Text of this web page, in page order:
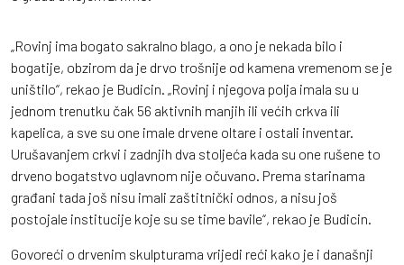
„Rovinj ima bogato sakralno blago, a ono je nekada bilo i
bogatije, obzirom da je drvo trošnije od kamena vremenom se je
uništilo“, rekao je Budicin. „Rovinj i njegova polja imala su u
jednom trenutku čak 56 aktivnih manjih ili većih crkva ili
kapelica, a sve su one imale drvene oltare i ostali inventar.
Urušavanjem crkvi i zadnjih dva stoljeća kada su one rušene to
drveno bogatstvo uglavnom nije očuvano. Prema starinama
građani tada još nisu imali zaštitnički odnos, a nisu još
postojale institucije koje su se time bavile“, rekao je Budicin.
Govoreći o drvenim skulpturama vrijedi reći kako je i današnji